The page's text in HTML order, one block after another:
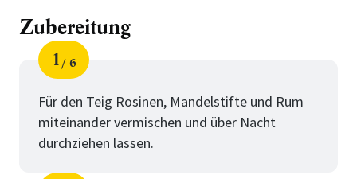
Zubereitung
Schritt
1
von
6
Für den Teig Rosinen, Mandelstifte und Rum
miteinander vermischen und über Nacht
durchziehen lassen.